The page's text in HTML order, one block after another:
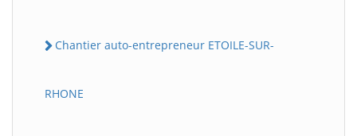
Chantier auto-entrepreneur ETOILE-SUR-
RHONE